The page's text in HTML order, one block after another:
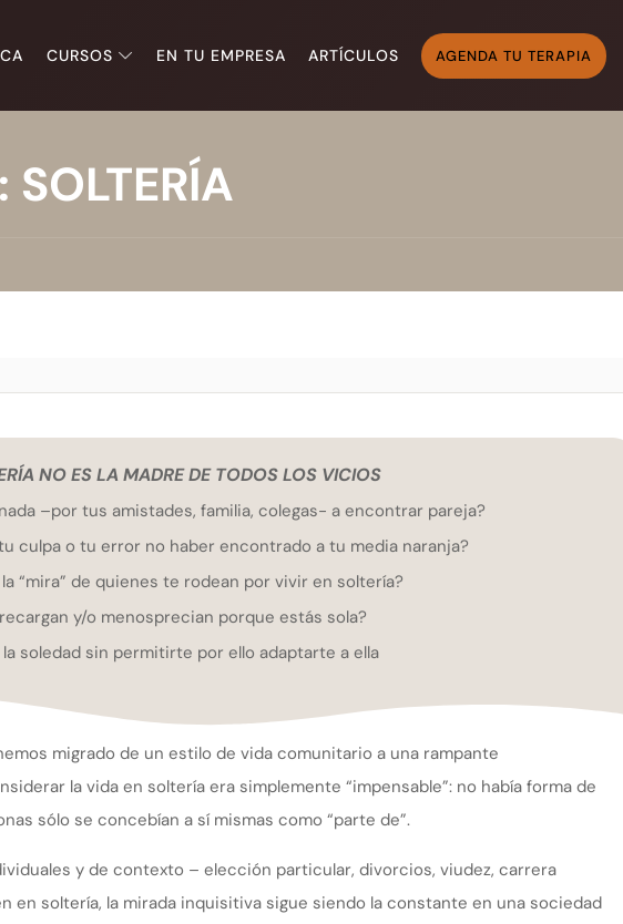
CURSOS EN TU EMPRESA ARTÍCULOS AGENDA TU TERAPIA
NO ES LA MADRE DE TODOS LOS VICIOS
–por tus amistades, familia, colegas- a encontrar pareja?
culpa o tu error no haber encontrado a tu media naranja?
“mira” de quienes te rodean por vivir en soltería?
y/o menosprecian porque estás sola?
la soledad sin permitirte por ello adaptarte a ella
migrado de un estilo de vida comunitario a una rampante
la vida en soltería era simplemente “impensable”: no había forma de
sólo se concebían a sí mismas como “parte de”.
y de contexto – elección particular, divorcios, viudez, carrera
en soltería, la mirada inquisitiva sigue siendo la constante en una sociedad